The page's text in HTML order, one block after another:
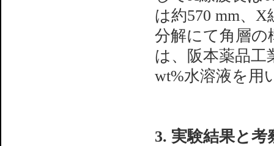
は約570 mm、
分解にて角層の
は、阪本薬品
wt%水溶液を用
3. 実験結果と考